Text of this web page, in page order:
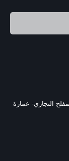
التجاري- عمارة